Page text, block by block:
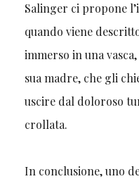
Salinger ci propone
quando viene
immerso in una
sua madre, che gli
uscire dal doloroso
crollata.
In conclusione, uno